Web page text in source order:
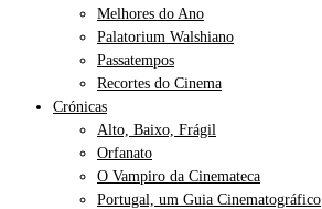
Melhores do Ano
Palatorium Walshiano
Passatempos
Recortes do Cinema
Crónicas
Alto, Baixo, Frágil
Orfanato
O Vampiro da Cinemateca
Portugal, um Guia Cinematográfico